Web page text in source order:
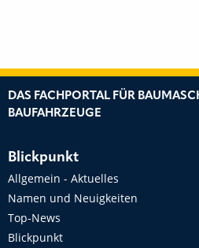
DAS FACHPORTAL FÜR
BAUFAHRZEUGE
Blickpunkt
Allgemein - Aktuelles
Namen und Neuigkeiten
Top-News
Blickpunkt